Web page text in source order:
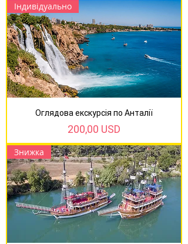
Індивідуально
Оглядова екскурсія по Анталії
Ціна
200,00 USD
Знижка